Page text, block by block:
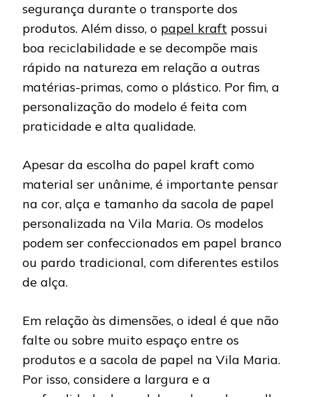
segurança durante o transporte dos
produtos. Além disso, o papel kraft possui
boa reciclabilidade e se decompõe mais
rápido na natureza em relação a outras
matérias-primas, como o plástico. Por fim, a
personalização do modelo é feita com
praticidade e alta qualidade.
Apesar da escolha do papel kraft como
material ser unânime, é importante pensar
na cor, alça e tamanho da sacola de papel
personalizada na Vila Maria. Os modelos
podem ser confeccionados em papel branco
ou pardo tradicional, com diferentes estilos
de alça.
Em relação às dimensões, o ideal é que não
falte ou sobre muito espaço entre os
produtos e a sacola de papel na Vila Maria.
Por isso, considere a largura e a